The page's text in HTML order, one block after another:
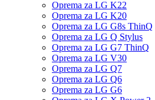
Oprema za LG K22
Oprema za LG K20
Oprema za LG G8s ThinQ
Oprema za LG Q Stylus
Oprema za LG G7 ThinQ
Oprema za LG V30
Oprema za LG Q7
Oprema za LG Q6
Oprema za LG G6